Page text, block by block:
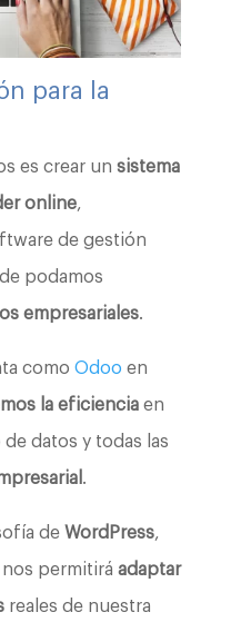
para la
es crear un sistema
online,
de gestión
podamos
empresariales.
como Odoo en
la eficienciaen
datos y todas las
.
de WordPress,
permitirá adaptar
reales de nuestra